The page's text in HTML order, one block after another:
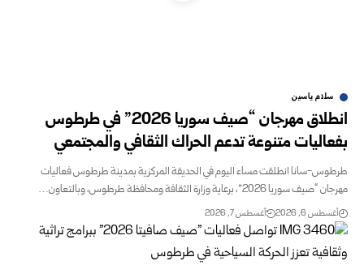
سلام ياسين
انطلاق مهرجان “صيف سوريا 2026” في طرطوس
بفعاليات متنوعة تدعم الحراك الثقافي والمجتمعي
طرطوس-سانا انطلقت مساء اليوم في الحديقة المركزية بمدينة طرطوس فعاليات
مهرجان “صيف سوريا 2026”، برعاية وزارة الثقافة ومحافظة طرطوس، وبالتعاون…
أغسطس 6, 2026 أغسطس 7, 2026